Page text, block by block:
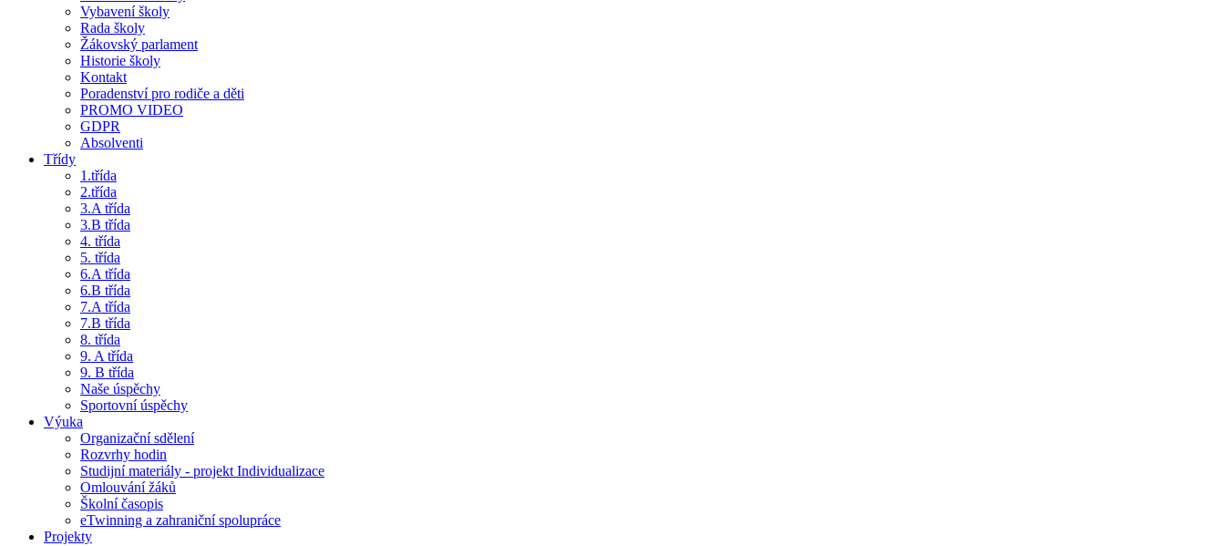
Vybavení školy
Rada školy
Žákovský parlament
Historie školy
Kontakt
Poradenství pro rodiče a děti
PROMO VIDEO
GDPR
Absolventi
Třídy
1.třída
2.třída
3.A třída
3.B třída
4. třída
5. třída
6.A třída
6.B třída
7.A třída
7.B třída
8. třída
9. A třída
9. B třída
Naše úspěchy
Sportovní úspěchy
Výuka
Organizační sdělení
Rozvrhy hodin
Studijní materiály - projekt Individualizace
Omlouvání žáků
Školní časopis
eTwinning a zahraniční spolupráce
Projekty